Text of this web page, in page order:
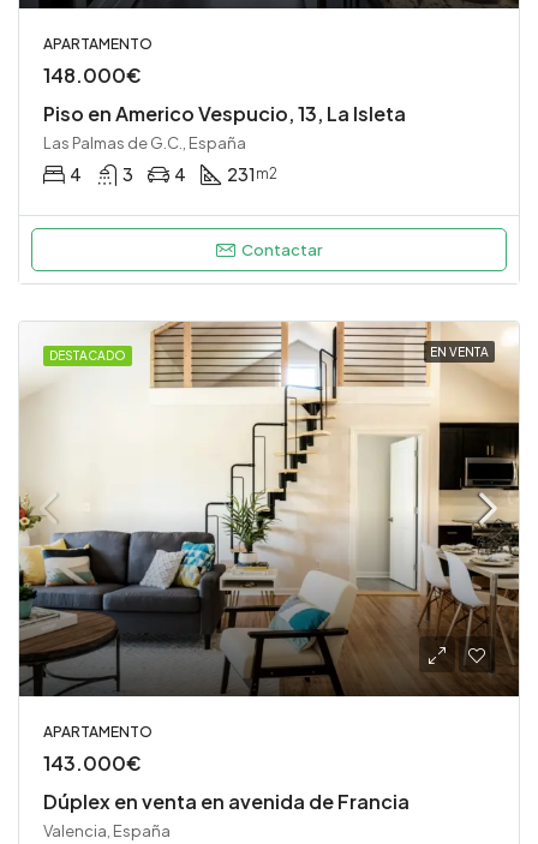
APARTAMENTO
148.000€
Piso en Americo Vespucio, 13, La Isleta
Las Palmas de G.C., España
4 3 4 231 m2
Contactar
DESTACADO EN VENTA
APARTAMENTO
143.000€
Dúplex en venta en avenida de Francia
Valencia, España